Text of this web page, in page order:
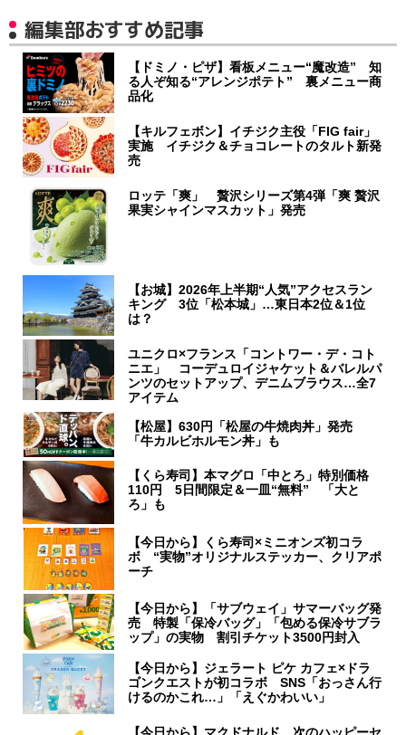
編集部おすすめ記事
【ドミノ・ピザ】看板メニュー“魔改造” 知
る人ぞ知る“アレンジポテト” 裏メニュー商
品化
【キルフェボン】イチジク主役「FIG fair」
実施 イチジク＆チョコレートのタルト新発
売
ロッテ「爽」 贅沢シリーズ第4弾「爽 贅沢
果実シャインマスカット」発売
【お城】2026年上半期“人気”アクセスラン
キング 3位「松本城」…東日本2位＆1位
は？
ユニクロ×フランス「コントワー・デ・コト
ニエ」 コーデュロイジャケット＆バレルパ
ンツのセットアップ、デニムブラウス…全7
アイテム
【松屋】630円「松屋の牛焼肉丼」発売
「牛カルビホルモン丼」も
【くら寿司】本マグロ「中とろ」特別価格
110円 5日間限定＆一皿“無料” 「大と
ろ」も
【今日から】くら寿司×ミニオンズ初コラ
ボ “実物”オリジナルステッカー、クリアポ
ーチ
【今日から】「サブウェイ」サマーバッグ発
売 特製「保冷バッグ」「包める保冷サブラ
ップ」の実物 割引チケット3500円封入
【今日から】ジェラート ピケ カフェ×ドラ
ゴンクエストが初コラボ SNS「おっさん行
けるのかこれ…」「えぐかわいい」